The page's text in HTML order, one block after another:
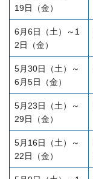
19日（金）
6月6日（土）～1
2日（金）
5月30日（土）～
6月5日（金）
5月23日（土）～
29日（金）
5月16日（土）～
22日（金）